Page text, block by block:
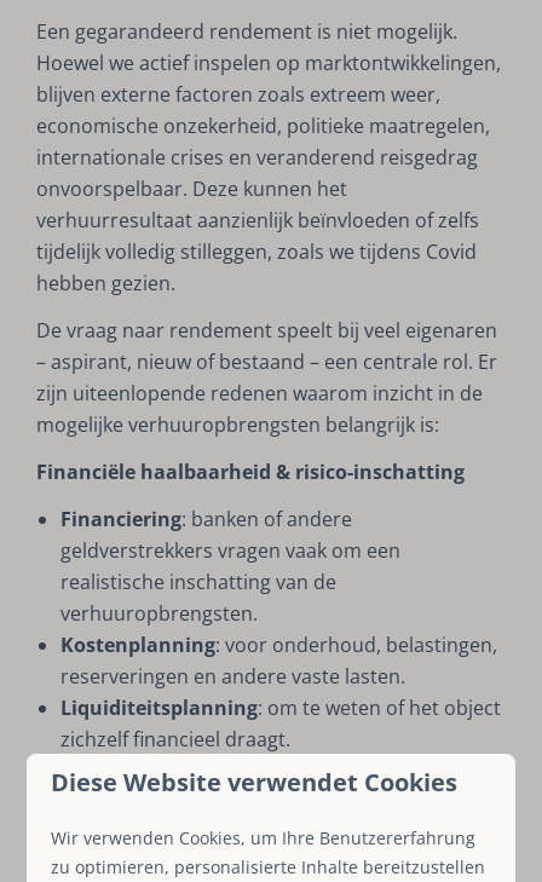
Een gegarandeerd rendement is niet mogelijk.
Hoewel we actief inspelen op marktontwikkelingen,
blijven externe factoren zoals extreem weer,
economische onzekerheid, politieke maatregelen,
internationale crises en veranderend reisgedrag
onvoorspelbaar. Deze kunnen het
verhuurresultaat aanzienlijk beïnvloeden of zelfs
tijdelijk volledig stilleggen, zoals we tijdens Covid
hebben gezien.
De vraag naar rendement speelt bij veel eigenaren
– aspirant, nieuw of bestaand – een centrale rol. Er
zijn uiteenlopende redenen waarom inzicht in de
mogelijke verhuuropbrengsten belangrijk is:
Financiële haalbaarheid & risico-inschatting
Financiering: banken of andere
geldverstrekkers vragen vaak om een
realistische inschatting van de
verhuuropbrengsten.
Kostenplanning: voor onderhoud, belastingen,
reserveringen en andere vaste lasten.
Liquiditeitsplanning: om te weten of het object
zichzelf financieel draagt.
Rendementsverwachting & besluitvorming
Terugverdientijd: hoe lang duurt het voordat
de investering is terugverdiend?
Diese Website verwendet Cookies
Wir verwenden Cookies, um Ihre Benutzererfahrung
zu optimieren, personalisierte Inhalte bereitzustellen